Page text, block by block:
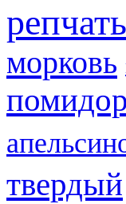
морковь
твердый